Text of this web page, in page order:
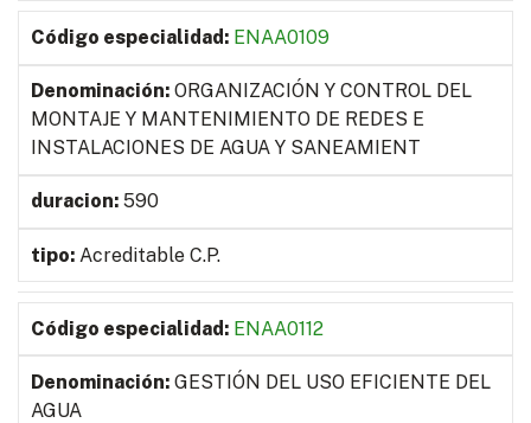
ENAA0109
ORGANIZACIÓN Y CONTROL DEL
MONTAJE Y MANTENIMIENTO DE REDES E
INSTALACIONES DE AGUA Y SANEAMIENT
590
Acreditable C.P.
ENAA0112
GESTIÓN DEL USO EFICIENTE DEL
AGUA